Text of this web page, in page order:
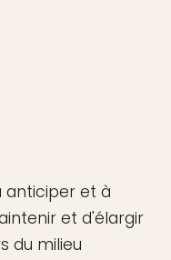
anticiper et à
et d'élargir
du milieu